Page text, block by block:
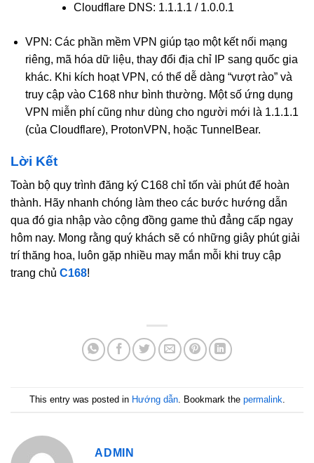
Cloudflare DNS: 1.1.1.1 / 1.0.0.1
VPN: Các phần mềm VPN giúp tạo một kết nối mạng
riêng, mã hóa dữ liệu, thay đổi địa chỉ IP sang quốc gia
khác. Khi kích hoạt VPN, có thể dễ dàng “vượt rào” và
truy cập vào C168 như bình thường. Một số ứng dụng
VPN miễn phí cũng như dùng cho người mới là 1.1.1.1
(của Cloudflare), ProtonVPN, hoặc TunnelBear.
Lời Kết
Toàn bộ quy trình đăng ký C168 chỉ tốn vài phút để hoàn
thành. Hãy nhanh chóng làm theo các bước hướng dẫn
qua đó gia nhập vào cộng đồng game thủ đẳng cấp ngay
hôm nay. Mong rằng quý khách sẽ có những giây phút giải
trí thăng hoa, luôn gặp nhiều may mắn mỗi khi truy cập
trang chủ C168!
This entry was posted in Hướng dẫn. Bookmark the permalink
ADMIN